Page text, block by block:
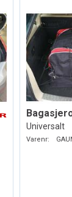
Universalt
Varenr: